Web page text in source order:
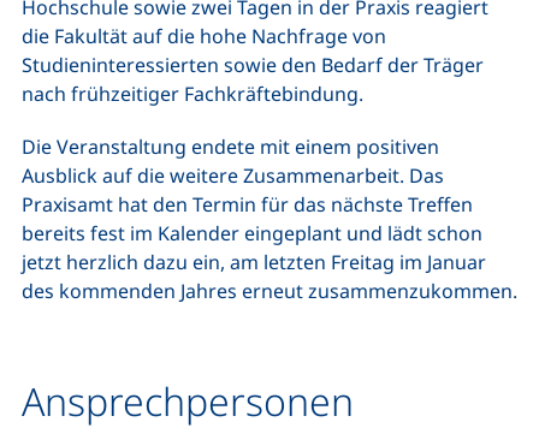
Hochschule sowie zwei Tagen in der Praxis reagiert
die Fakultät auf die hohe Nachfrage von
Studieninteressierten sowie den Bedarf der Träger
nach frühzeitiger Fachkräftebindung.
Die Veranstaltung endete mit einem positiven
Ausblick auf die weitere Zusammenarbeit. Das
Praxisamt hat den Termin für das nächste Treffen
bereits fest im Kalender eingeplant und lädt schon
jetzt herzlich dazu ein, am letzten Freitag im Januar
des kommenden Jahres erneut zusammenzukommen.
Ansprechpersonen